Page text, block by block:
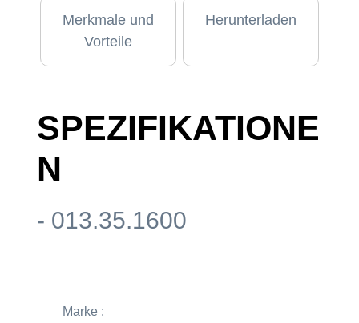
Merkmale und
Vorteile
Herunterladen
SPEZIFIKATIONE
N
- 013.35.1600
Marke :